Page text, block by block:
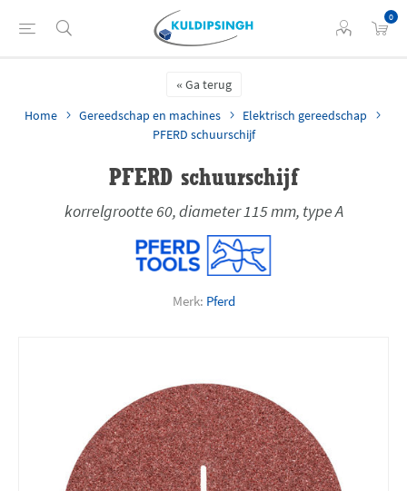
0
Ga terug
Home
Gereedschap en machines
Elektrisch gereedschap
PFERD schuurschijf
PFERD schuurschijf
korrelgrootte 60, diameter 115 mm, type A
Merk: Pferd